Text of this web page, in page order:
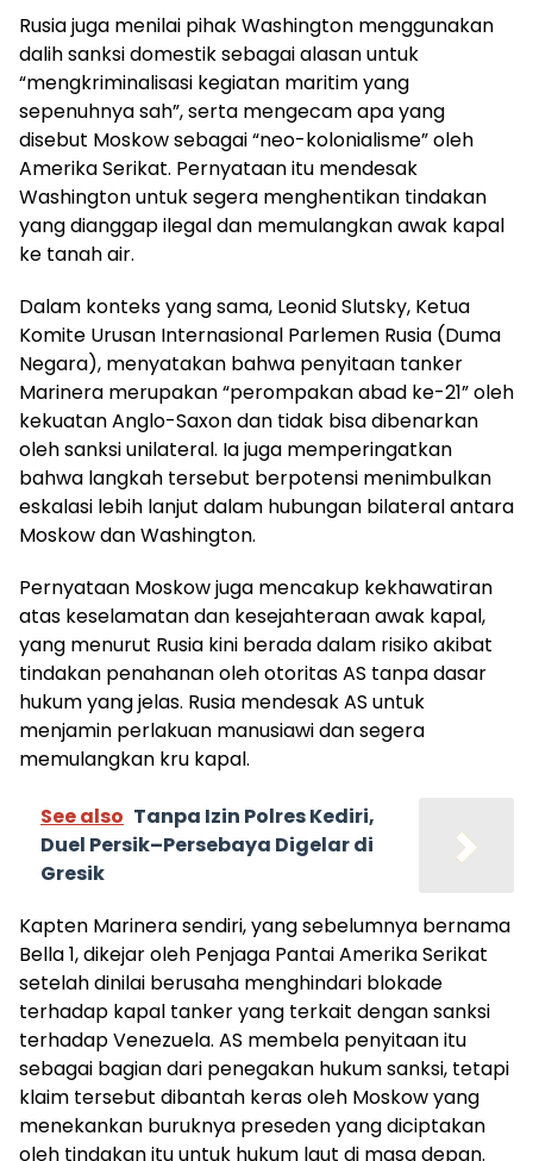
Rusia juga menilai pihak Washington menggunakan
dalih sanksi domestik sebagai alasan untuk
“mengkriminalisasi kegiatan maritim yang
sepenuhnya sah”, serta mengecam apa yang
disebut Moskow sebagai “neo-kolonialisme” oleh
Amerika Serikat. Pernyataan itu mendesak
Washington untuk segera menghentikan tindakan
yang dianggap ilegal dan memulangkan awak kapal
ke tanah air.
Dalam konteks yang sama, Leonid Slutsky, Ketua
Komite Urusan Internasional Parlemen Rusia (Duma
Negara), menyatakan bahwa penyitaan tanker
Marinera merupakan “perompakan abad ke-21” oleh
kekuatan Anglo-Saxon dan tidak bisa dibenarkan
oleh sanksi unilateral. Ia juga memperingatkan
bahwa langkah tersebut berpotensi menimbulkan
eskalasi lebih lanjut dalam hubungan bilateral antara
Moskow dan Washington.
Pernyataan Moskow juga mencakup kekhawatiran
atas keselamatan dan kesejahteraan awak kapal,
yang menurut Rusia kini berada dalam risiko akibat
tindakan penahanan oleh otoritas AS tanpa dasar
hukum yang jelas. Rusia mendesak AS untuk
menjamin perlakuan manusiawi dan segera
memulangkan kru kapal.
See also Tanpa Izin Polres Kediri,
Duel Persik–Persebaya Digelar di
Gresik
Kapten Marinera sendiri, yang sebelumnya bernama
Bella 1, dikejar oleh Penjaga Pantai Amerika Serikat
setelah dinilai berusaha menghindari blokade
terhadap kapal tanker yang terkait dengan sanksi
terhadap Venezuela. AS membela penyitaan itu
sebagai bagian dari penegakan hukum sanksi, tetapi
klaim tersebut dibantah keras oleh Moskow yang
menekankan buruknya preseden yang diciptakan
oleh tindakan itu untuk hukum laut di masa depan.